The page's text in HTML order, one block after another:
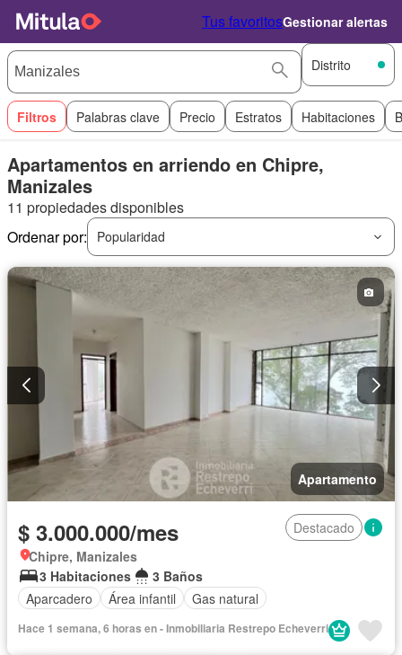
Tus favoritosGestionar alertas
Distrito
Filtros Palabras clave Precio Estratos Habitaciones
Apartamentos en arriendo en Chipre,
Manizales
11 propiedades disponibles
Ordenar por:
Popularidad
Apartamento
$ 3.000.000/mes
Destacado
Chipre, Manizales
3 Habitaciones
3 Baños
Aparcadero
Área infantil Gas natural
Hace 1 semana, 6 horas en - Inmobiliaria Restrepo Echeverri